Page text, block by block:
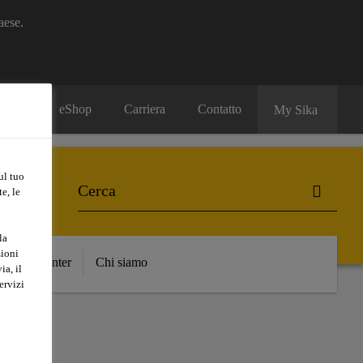
eShop Carriera Contatto My Sika
Center Chi siamo
tuo
le
il